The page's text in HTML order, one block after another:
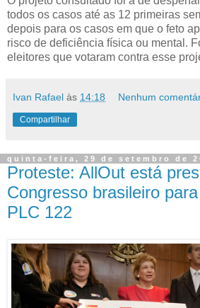
todos os casos até as 12 primeiras
depois para os casos em que o feto
risco de deficiência física ou mental.
eleitores que votaram contra esse
Ivan Rafael às 14:18 Nenhum
Compartilhar
quinta-feira, 29 de setembro de
Proteste: AllOut está
Congresso brasileiro
PLC 122